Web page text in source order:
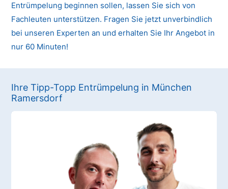
Entrümpelung beginnen sollen, lassen Sie sich von
Fachleuten unterstützen. Fragen Sie jetzt unverbindlich
bei unseren Experten an und erhalten Sie Ihr Angebot in
nur 60 Minuten!
Ihre Tipp-Topp Entrümpelung in München
Ramersdorf